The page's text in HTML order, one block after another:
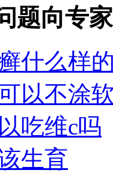
题向专
什么样
以不涂
吃维c吗
生育